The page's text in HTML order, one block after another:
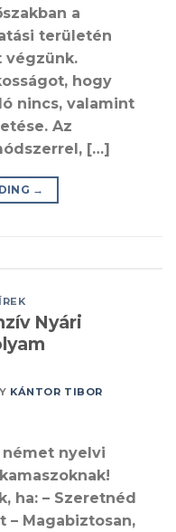
a
területén
végzünk.
hogy
nincs, valamint
Az
[…]
→
Nyári
KÁNTOR TIBOR
német nyelvi
ha: – Szeretnéd
– Magabiztosan,